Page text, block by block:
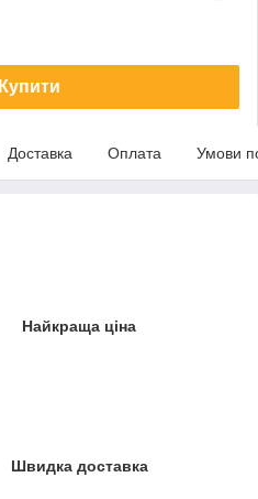
Купити
Доставка Оплата Умови
Найкраща ціна
Швидка доставка